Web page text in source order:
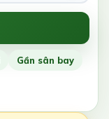
Gần sân bay